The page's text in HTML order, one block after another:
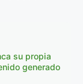
su propia
generado